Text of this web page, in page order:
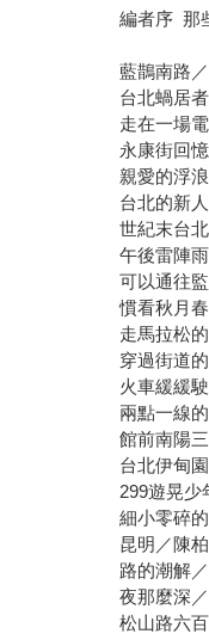
編者序 那
藍鵲南路
台北蝸居
走在一場
永康街回
親愛的浮
台北的新
世紀末台
午後雷陣
可以通往
慣看秋月
走馬拉松
穿過街道
火車緩緩
兩點一線
館前南陽
台北伊甸
299遊晃少
細小零碎
昆明／陳
路的潮解
夜那麼深
松山路六